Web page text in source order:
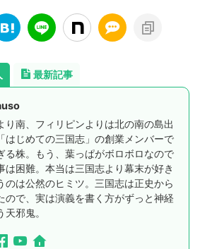
最新記事
り南、フィリピンよりは北の南の島出
はじめての三国志」の創業メンバーで
る株。もう、葉っぱがボロボロなので
は困難。本当は三国志より幕末が好き
のは公然のヒミツ。三国志は正史から
ので、実は演義を書く方がずっと神経
天邪鬼。